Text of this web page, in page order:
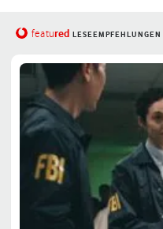
featured LESEEMPFEHLUNGEN